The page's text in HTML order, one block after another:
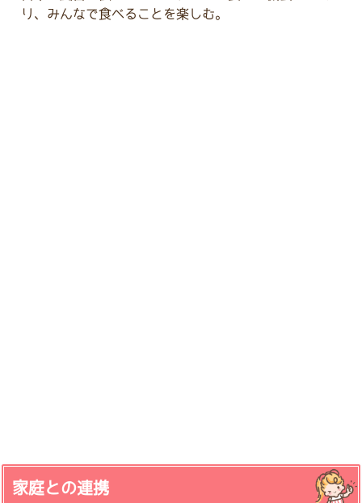
り、みんなで食べることを楽しむ。
家庭との連携